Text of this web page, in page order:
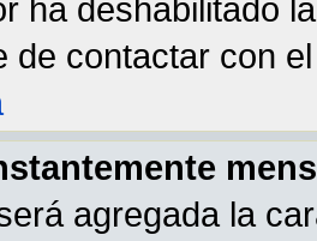
ha deshabilitado
de contactar con
agregada la